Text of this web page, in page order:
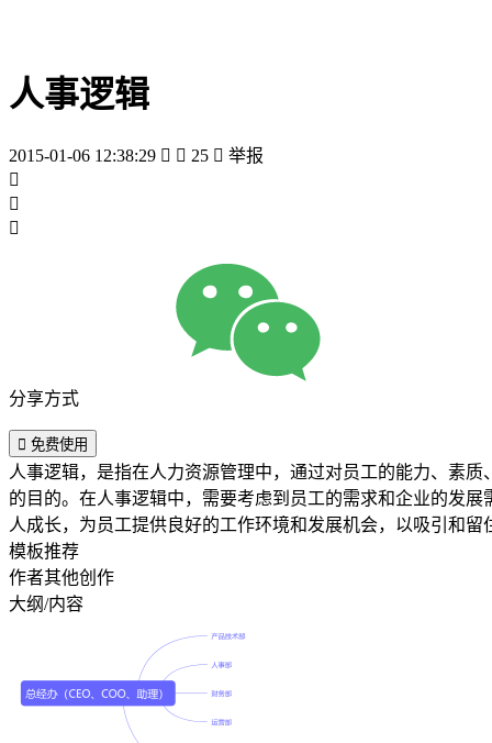
人事逻辑
2015-01-06 12:38:29   25  举报



分享方式
 免费使用
人事逻辑，是指在人力资源管理中，通过对员工的能力、素
的目的。在人事逻辑中，需要考虑到员工的需求和企业的发
人成长，为员工提供良好的工作环境和发展机会，以吸引和
模板推荐
作者其他创作
大纲/内容